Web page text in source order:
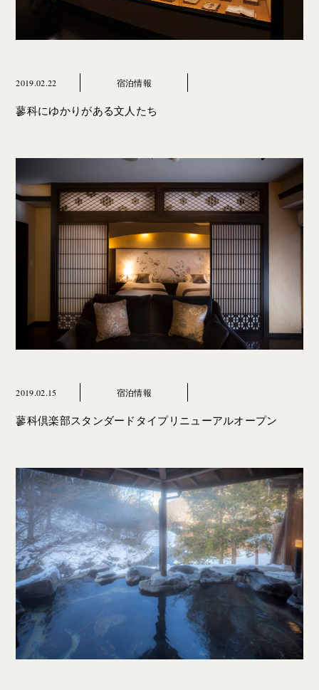
2019.02.22 宿泊情報
蓼科にゆかりがある文人たち
2019.02.15 宿泊情報
蓼科倶楽部スタンダードタイプリニューアルオープン